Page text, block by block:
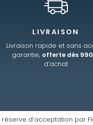
LIVRAISON
Livraison rapide et sans
garantie, offerte dès
d’achat
réserve d’acceptation par